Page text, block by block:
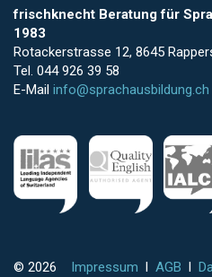
frischknecht Beratung für
1983
Rotackerstrasse 12, 8645
Tel. 044 926 39 58
E-Mail info@sprachausbildung.ch
© 2026 Impressum AGB